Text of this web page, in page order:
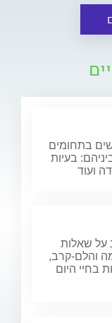
בתחומים
בעיות
ועוד
על שאלות
והלם-קרב,
בחיי היום